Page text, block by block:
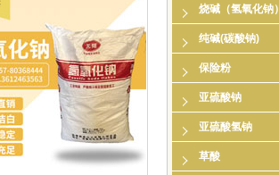
烧碱（氢氧化钠）
纯碱(碳酸钠)
保险粉
亚硫酸钠
亚硫酸氢钠
草酸